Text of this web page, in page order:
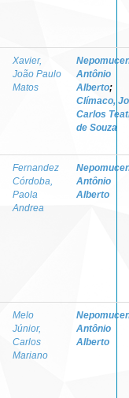
Xavier,
João Paulo
Matos
Antônio
Alberto;
Clímaco,
Carlos
de Souza
Fernandez
Córdoba,
Paola
Andrea
Antônio
Alberto
Melo
Júnior,
Carlos
Mariano
Antônio
Alberto